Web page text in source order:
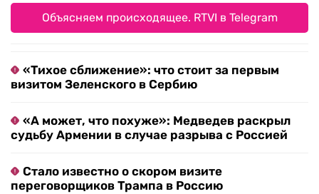
Объясняем происходящее. RTVI в Telegram
«Тихое сближение»: что стоит за первым
визитом Зеленского в Сербию
«А может, что похуже»: Медведев раскрыл
судьбу Армении в случае разрыва с Россией
Стало известно о скором визите
переговорщиков Трампа в Россию